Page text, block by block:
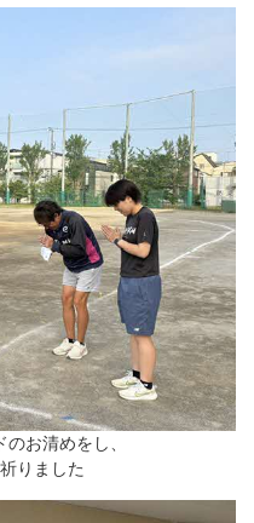
お清めをし、
りました